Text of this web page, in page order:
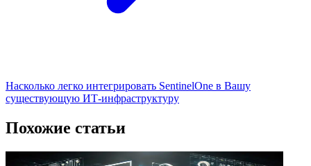
Насколько легко интегрировать SentinelOne в Вашу
существующую ИТ-инфраструктуру
Похожие статьи